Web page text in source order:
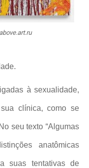
à sexualidade,
clínica, como se
seu texto “Algumas
anatômicas
suas tentativas de